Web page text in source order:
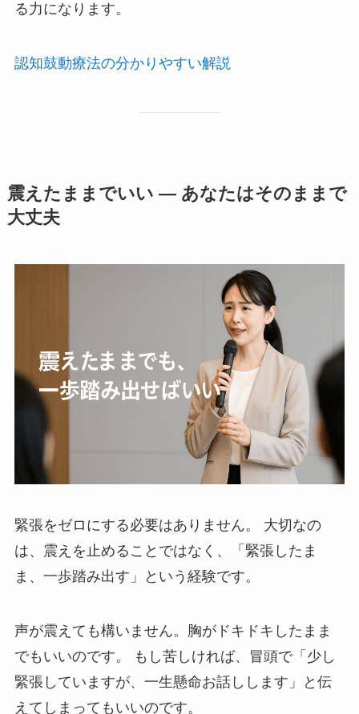
る力になります。
認知鼓動療法の分かりやすい解説
震えたままでいい ― あなたはそのままで
大丈夫
緊張をゼロにする必要はありません。 大切なの
は、震えを止めることではなく、「緊張したま
ま、一歩踏み出す」という経験です。
声が震えても構いません。胸がドキドキしたまま
でもいいのです。 もし苦しければ、冒頭で「少し
緊張していますが、一生懸命お話しします」と伝
えてしまってもいいのです。